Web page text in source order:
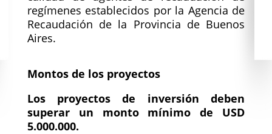
regímenes establecidos por la Agencia de
Recaudación de la Provincia de Buenos
Aires.
Montos de los proyectos
Los proyectos de inversión deben
superar un monto mínimo de USD
5.000.000.